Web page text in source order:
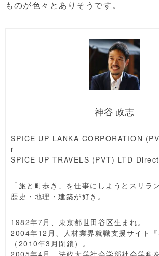
ものが色々とありそうです。
神谷 政志
SPICE UP LANKA CORPORATION
r
SPICE UP TRAVELS (PVT) LTD
「旅と町歩き」を仕事にしようとスリラ
歴史・地理・建築が好き。
1982年7月、東京都世田谷区生まれ。
2004年12月、人材業界就職支援サイト
（2010年3月閉鎖）。